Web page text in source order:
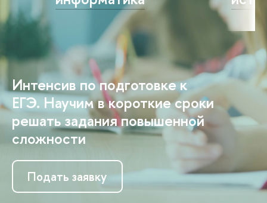
Интенсив по подготовке к
ЕГЭ. Научим в короткие сроки
решать задания повышенной
сложности
Подать заявку